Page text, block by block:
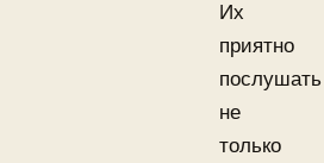
Их
приятно
послушать
не
только